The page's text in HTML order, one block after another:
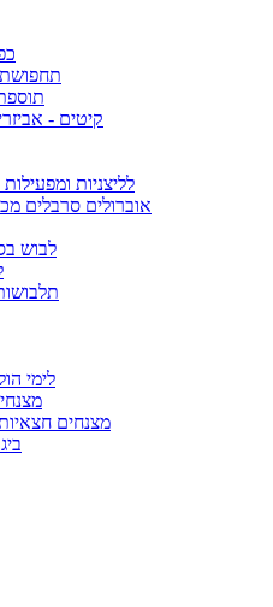
תחפושת
קיטים -
לליצניות
אוברולים סרבלים
לבוש
לימי
מצנחים